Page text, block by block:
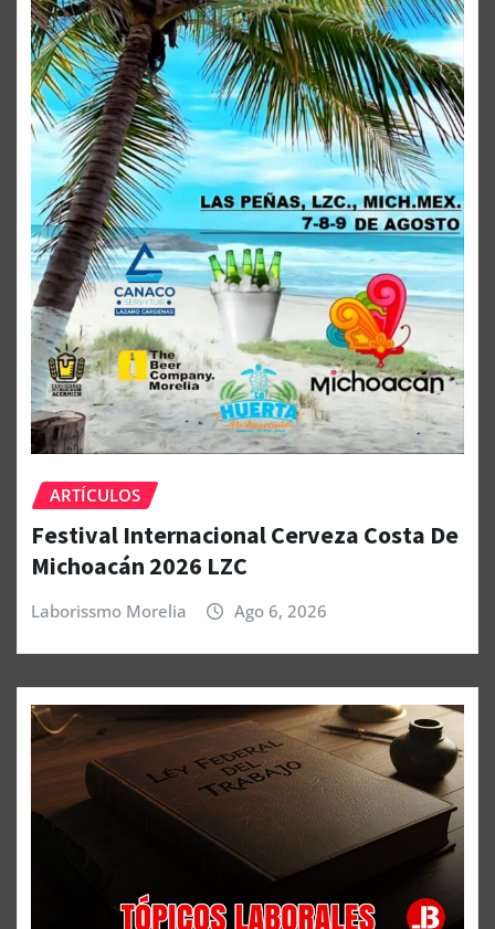
ARTÍCULOS
Festival Internacional Cerveza Costa De
Michoacán 2026 LZC
Laborissmo Morelia Ago 6, 2026